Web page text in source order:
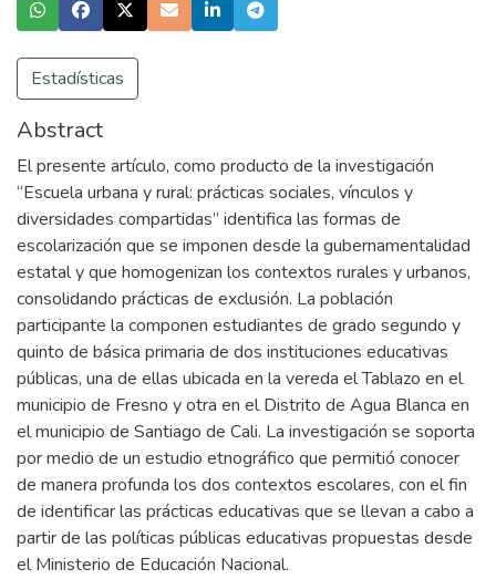
Estadísticas
Abstract
El presente artículo, como producto de la investigación
“Escuela urbana y rural: prácticas sociales, vínculos y
diversidades compartidas” identifica las formas de
escolarización que se imponen desde la gubernamentalidad
estatal y que homogenizan los contextos rurales y urbanos,
consolidando prácticas de exclusión. La población
participante la componen estudiantes de grado segundo y
quinto de básica primaria de dos instituciones educativas
públicas, una de ellas ubicada en la vereda el Tablazo en el
municipio de Fresno y otra en el Distrito de Agua Blanca en
el municipio de Santiago de Cali. La investigación se soporta
por medio de un estudio etnográfico que permitió conocer
de manera profunda los dos contextos escolares, con el fin
de identificar las prácticas educativas que se llevan a cabo a
partir de las políticas públicas educativas propuestas desde
el Ministerio de Educación Nacional.